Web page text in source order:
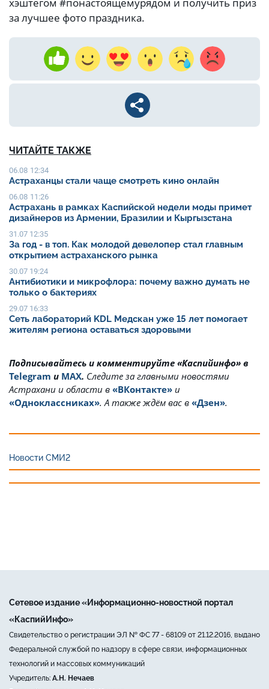
за лучшее фото праздника.
ЧИТАЙТЕ ТАКЖЕ
06.08 12:34
Астраханцы стали чаще смотреть кино онлайн
06.08 11:26
Астрахань в рамках Каспийской недели моды примет
дизайнеров из Армении, Бразилии и Кыргызстана
31.07 12:35
За год - в топ. Как молодой девелопер стал главным
открытием астраханского рынка
30.07 19:24
Антибиотики и микрофлора: почему важно думать не
только о бактериях
29.07 16:33
Сеть лабораторий KDL Медскан уже 15 лет помогает
жителям региона оставаться здоровыми
Подписывайтесь и комментируйте «Каспийинфо» в
Telegram и MAX. Cледите за главными новостями
Астрахани и области в «ВКонтакте» и
«Одноклассниках». А также ждём вас в «Дзен».
Новости СМИ2
Сетевое издание «Информационно-новостной портал
«КаспийИнфо»
Свидетельство о регистрации ЭЛ № ФС 77 - 68109 от 21.12.2016, выдано
Федеральной службой по надзору в сфере связи, информационных
технологий и массовых коммуникаций
Учредитель: А.Н. Нечаев